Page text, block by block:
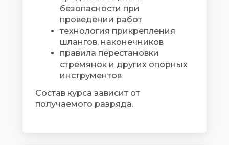
безопасности при
проведении работ
технология прикрепления
шлангов, наконечников
правила перестановки
стремянок и других опорных
инструментов
Состав курса зависит от
получаемого разряда.